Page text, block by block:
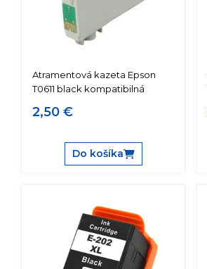
Atramentová kazeta Epson
T0611 black kompatibilná
2,50 €
Do košíka